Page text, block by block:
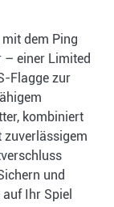
dem Ping
– einer Limited
Flagge zur
kombiniert
zuverlässigem
und
Ihr Spiel